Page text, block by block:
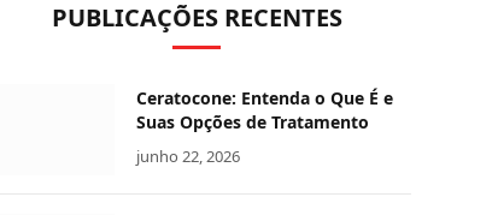
PUBLICAÇÕES RECENTES
Ceratocone: Entenda o Que É e
Suas Opções de Tratamento
junho 22, 2026